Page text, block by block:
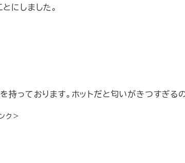
にしました。
持っております。ホットだと匂いがきつすぎる
ク＞